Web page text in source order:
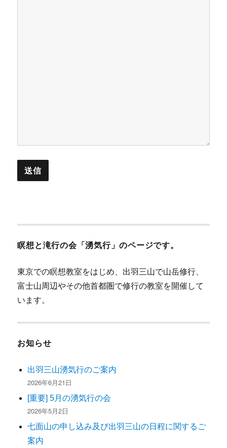
瞑想と滝行の会「湧気行」のページです。
東京での瞑想教室をはじめ、出羽三山で山岳修行、
富士山周辺やその他首都圏で修行の教室を開催して
います。
お知らせ
出羽三山湧気行のご案内
2026年6月21日
[重要] 5月の湧気行の会
2026年5月2日
七面山の申し込み及び出羽三山の日程に関するご
案内